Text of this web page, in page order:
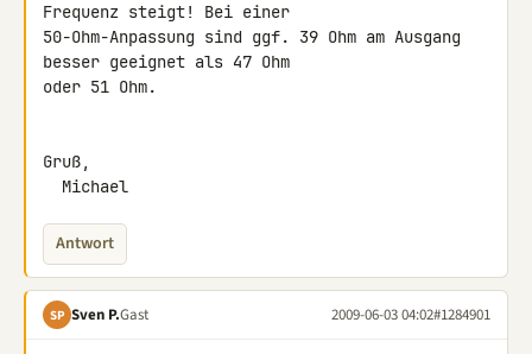
Frequenz steigt! Bei einer
50-Ohm-Anpassung sind ggf. 39 Ohm am Ausgang
besser geeignet als 47 Ohm
oder 51 Ohm.
Gruß,
  Michael
Antwort
SP Sven P.Gast 2009-06-03 04:02#1284901